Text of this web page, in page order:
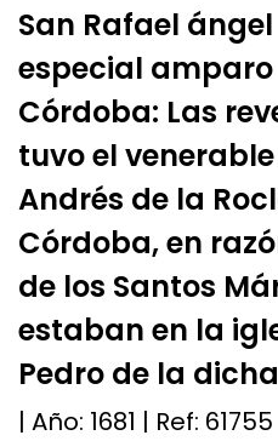
San Rafael
especial
Córdoba: Las
tuvo el
Andrés de la
Córdoba, en
de los Santos
estaban en la
Pedro de la dicha
| Año: 1681 | Ref: 61755